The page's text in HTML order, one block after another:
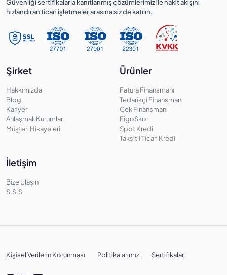
Güvenliği sertifikalarla kanıtlanmış çözümlerimiz ile nakit akışını
hızlandıran ticari işletmeler arasına siz de katılın.
Şirket
Hakkımızda
Blog
Kariyer
Anlaşmalı Kurumlar
Müşteri Hikayeleri
Ürünler
Fatura Finansmanı
Tedarikçi Finansmanı
Çek Finansmanı
FigoSkor
Spot Kredi
Taksitli Ticari Kredi
İletişim
Bize Ulaşın
S.S.S
Kişisel Verilerin Korunması Politikalarımız Sertifikalar